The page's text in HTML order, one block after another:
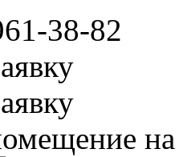
38-82
на